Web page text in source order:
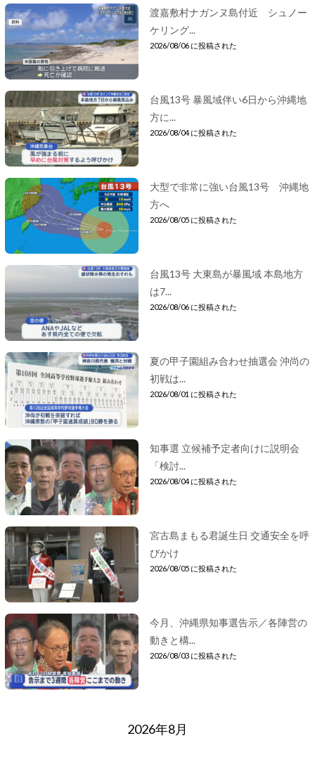
渡嘉敷村ナガンヌ島付近 シュノー
ケリング...
2026/08/06 に投稿された
台風13号 暴風域伴い6日から沖縄地
方に...
2026/08/04 に投稿された
大型で非常に強い台風13号 沖縄地
方へ
2026/08/05 に投稿された
台風13号 大東島が暴風域 本島地方
は7...
2026/08/06 に投稿された
夏の甲子園組み合わせ抽選会 沖尚の
初戦は...
2026/08/01 に投稿された
知事選 立候補予定者向けに説明会
「検討...
2026/08/04 に投稿された
宮古島まもる君誕生日 交通安全を呼
びかけ
2026/08/05 に投稿された
今月、沖縄県知事選告示／各陣営の
動きと構...
2026/08/03 に投稿された
2026年8月